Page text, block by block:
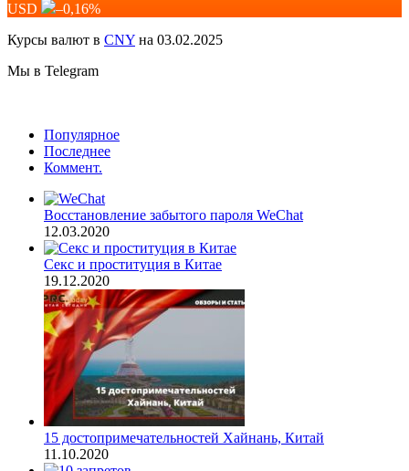
USD
–0,16%
Курсы валют в CNY на 03.02.2025
Мы в Telegram
Популярное
Последнее
Коммент.
Восстановление забытого пароля WeChat
12.03.2020
Секс и проституция в Китае
19.12.2020
15 достопримечательностей Хайнань, Китай
11.10.2020